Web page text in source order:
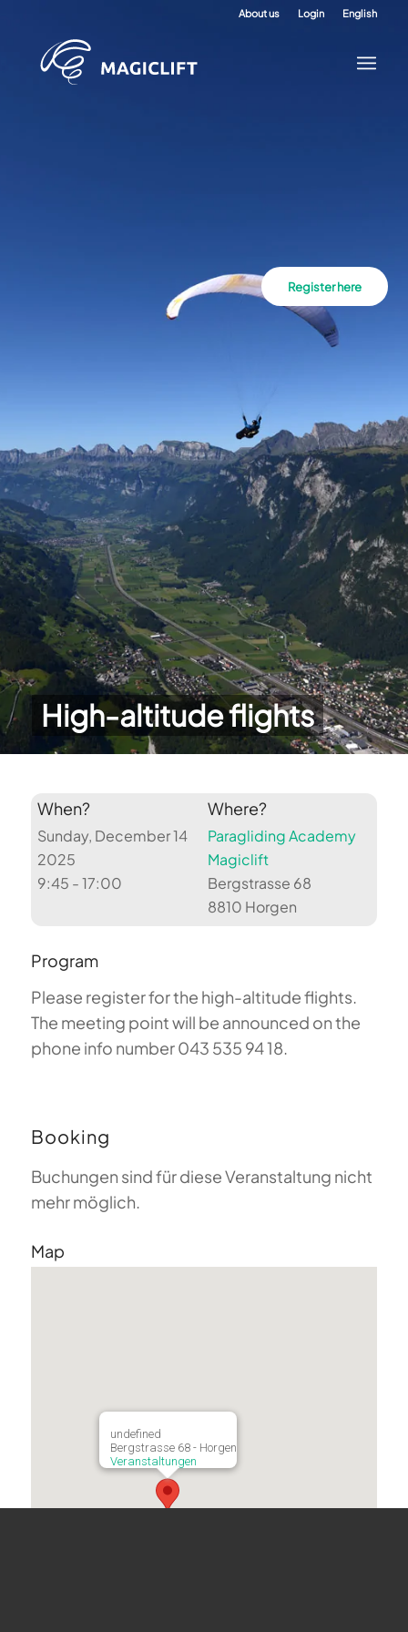
About us Login English
High-altitude flights
Register here
When?
Sunday, December 14
2025
9:45 - 17:00
Where?
Paragliding Academy
Magiclift
Bergstrasse 68
8810 Horgen
Program
Please register for the high-altitude flights.
The meeting point will be announced on the
phone info number 043 535 94 18.
Booking
Buchungen sind für diese Veranstaltung nicht
mehr möglich.
Map
undefined
Bergstrasse 68 - Horgen
Veranstaltungen